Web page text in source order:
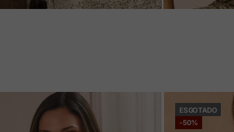
ESGOTADO
-50%